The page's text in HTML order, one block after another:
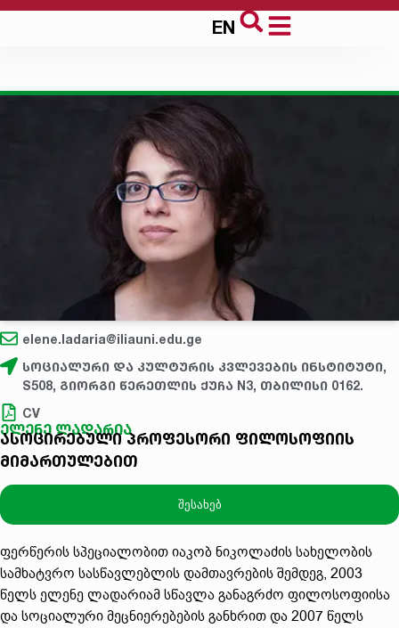
EN
elene.ladaria@iliauni.edu.ge
სოციალური და კულტურის კვლევების ინსტიტუტი,
S508, გიორგი წერეთლის ქუჩა N3, თბილისი 0162.
CV
ელენე ლადარია
ასოცირებული პროფესორი ფილოსოფიის
მიმართულებით
შესახებ
ფერწერის სპეციალობით იაკობ ნიკოლაძის სახელობის
სამხატვრო სასწავლებლის დამთავრების შემდეგ, 2003
წელს ელენე ლადარიამ სწავლა განაგრძო ფილოსოფიისა
და სოციალური მეცნიერებების განხრით და 2007 წელს